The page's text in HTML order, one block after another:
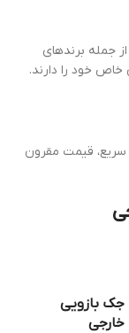
از جمله برندهای
خاص خود را دارند.
قیمت مقرون
جک بازویی
خارجی